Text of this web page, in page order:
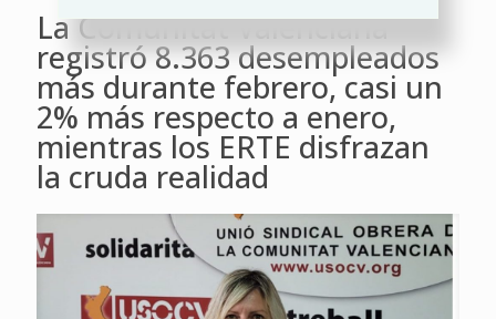
La Comunitat Valenciana
registró 8.363 desempleados
más durante febrero, casi un
2% más respecto a enero,
mientras los ERTE disfrazan
la cruda realidad